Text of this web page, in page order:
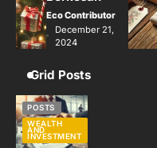
Eco Contributor
December 21,
2024
Grid Posts
POSTS
WEALTH
AND
INVESTMENT